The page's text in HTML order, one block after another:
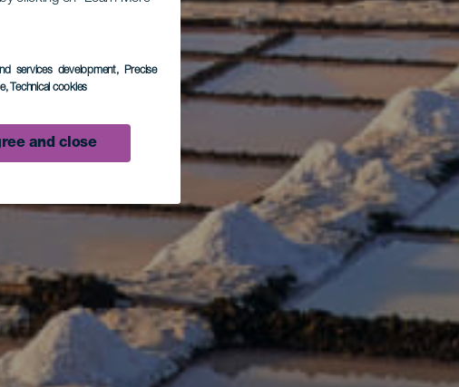
services development, Precise
, Technical cookies
and close